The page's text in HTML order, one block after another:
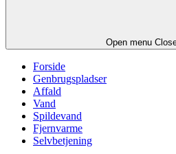
Open menu
Forside
Genbrugspladser
Affald
Vand
Spildevand
Fjernvarme
Selvbetjening